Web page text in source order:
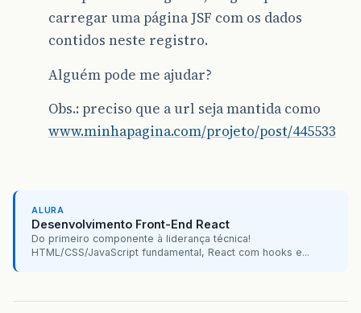
carregar uma página JSF com os dados
contidos neste registro.
Alguém pode me ajudar?
Obs.: preciso que a url seja mantida como
www.minhapagina.com/projeto/post/445533
ALURA
Desenvolvimento Front-End React
Do primeiro componente à liderança técnica!
HTML/CSS/JavaScript fundamental, React com hooks e...